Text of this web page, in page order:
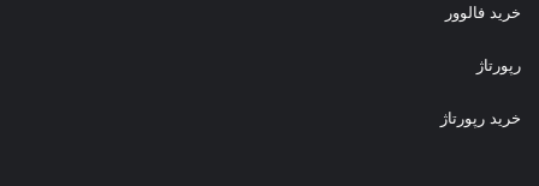
خرید فالوور
رپورتاژ
خرید رپورتاژ